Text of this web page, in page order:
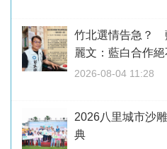
竹北選情告急？
麗文：藍白合作
2026-08-04 11:28
2026八里城市沙
典